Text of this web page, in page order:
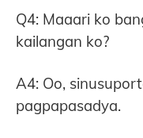
Q4: Maaari ko
kailangan ko?
A4: Oo,
pagpapasadya.